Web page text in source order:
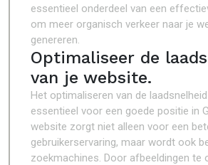
essentieel onderdeel van een
om meer organisch verkeer naar je
genereren.
Optimaliseer de
van je website.
Het optimaliseren van de
essentieel voor een goede positie in
website zorgt niet alleen voor een
gebruikerservaring, maar wordt ook
zoekmachines. Door afbeeldingen te